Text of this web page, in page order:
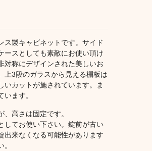
ス製キャビネットです。サイド
ースとしても素敵にお使い頂け
対称にデザインされた美しいお
上3段のガラスから見える棚板は
いカットが施されています。ま
ます。
、高さは固定です。
してお使い下さい。錠前が古い
出来なくなる可能性があります